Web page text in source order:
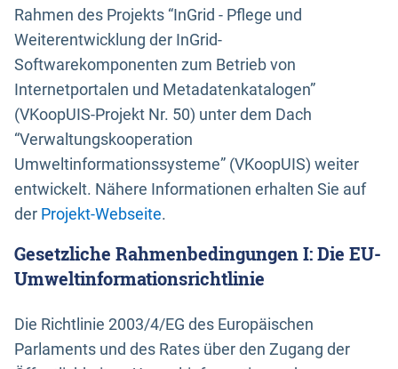
Rahmen des Projekts “InGrid - Pflege und
Weiterentwicklung der InGrid-
Softwarekomponenten zum Betrieb von
Internetportalen und Metadatenkatalogen”
(VKoopUIS-Projekt Nr. 50) unter dem Dach
“Verwaltungskooperation
Umweltinformationssysteme” (VKoopUIS) weiter
entwickelt. Nähere Informationen erhalten Sie auf
der Projekt-Webseite.
Gesetzliche Rahmenbedingungen I: Die EU-
Umweltinformationsrichtlinie
Die Richtlinie 2003/4/EG des Europäischen
Parlaments und des Rates über den Zugang der